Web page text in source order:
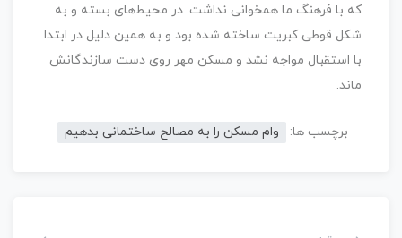
که با فرهنگ ما همخوانی نداشت. در محیط‌های بسته و به
شکل قوطی کبریت ساخته شده بود و به همین دلیل در ابتدا
با استقبال مواجه نشد و مسکن مهر روی دست سازندگانش
ماند.
برچسب ها: وام مسکن را به مصالح ساختمانی بدهیم